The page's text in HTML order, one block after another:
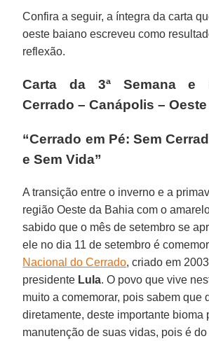
Confira a seguir, a íntegra da carta
oeste baiano escreveu como
reflexão.
Carta da 3ª Semana e
Cerrado – Canápolis –
“Cerrado em Pé: Sem
e Sem Vida”
A transição entre o inverno e a
região Oeste da Bahia com o
sabido que o mês de setembro se
ele no dia 11 de setembro é
Nacional do Cerrado, criado em
presidente Lula. O povo que vive
muito a comemorar, pois sabem que
diretamente, deste importante bioma
manutenção de suas vidas, pois é